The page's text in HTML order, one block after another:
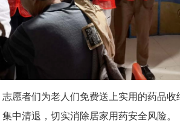
愿者们为老人们免费送上实用的药品
中清退，切实消除居家用药安全风险。